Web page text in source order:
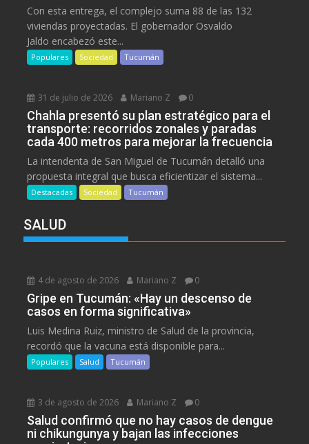
Con esta entrega, el complejo suma 88 de las 132
viviendas proyectadas. El gobernador Osvaldo
Jaldo encabezó este...
Populares Sociedad Tucumán
31 de julio de 2026 Mariano Z 0
Chahla presentó su plan estratégico para el
transporte: recorridos zonales y paradas
cada 400 metros para mejorar la frecuencia
La intendenta de San Miguel de Tucumán detalló una
propuesta integral que busca eficientizar el sistema...
Destacadas Sociedad Tucumán
SALUD
4 de agosto de 2026 Mariano Z 0
Gripe en Tucumán: «Hay un descenso de
casos en forma significativa»
Luis Medina Ruiz, ministro de Salud de la provincia,
recordó que la vacuna está disponible para...
Populares Salud Tucumán
3 de agosto de 2026 Mariano Z 0
Salud confirmó que no hay casos de dengue
ni chikungunya y bajan las infecciones